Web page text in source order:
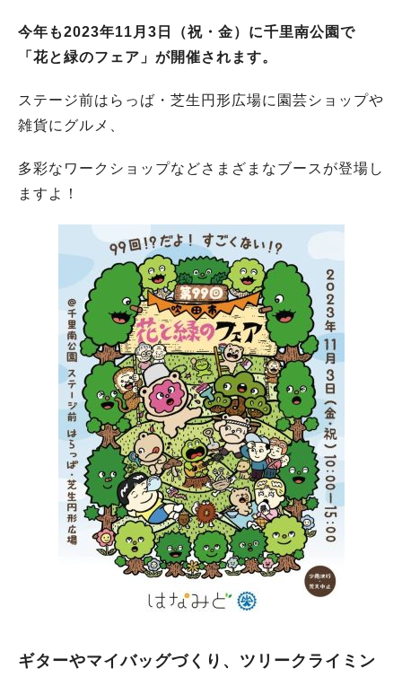
今年も2023年11月3日（祝・金）に千里南公園で
「花と緑のフェア」が開催されます。
ステージ前はらっば・芝生円形広場に園芸ショップや
雑貨にグルメ、
多彩なワークショップなどさまざまなブースが登場し
ますよ！
ギターやマイバッグづくり、ツリークライミン